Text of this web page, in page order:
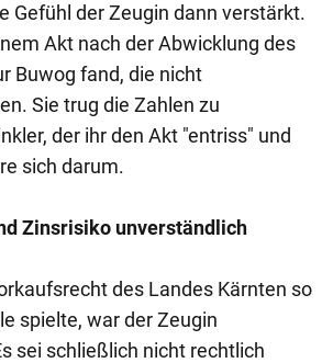
Gefühl der Zeugin dann verstärkt.
Akt nach der Abwicklung des
Buwog fand, die nicht
Sie trug die Zahlen zu
der ihr den Akt "entriss" und
sich darum.
Zinsrisiko unverständlich
des Landes Kärnten so
spielte, war der Zeugin
sei schließlich nicht rechtlich